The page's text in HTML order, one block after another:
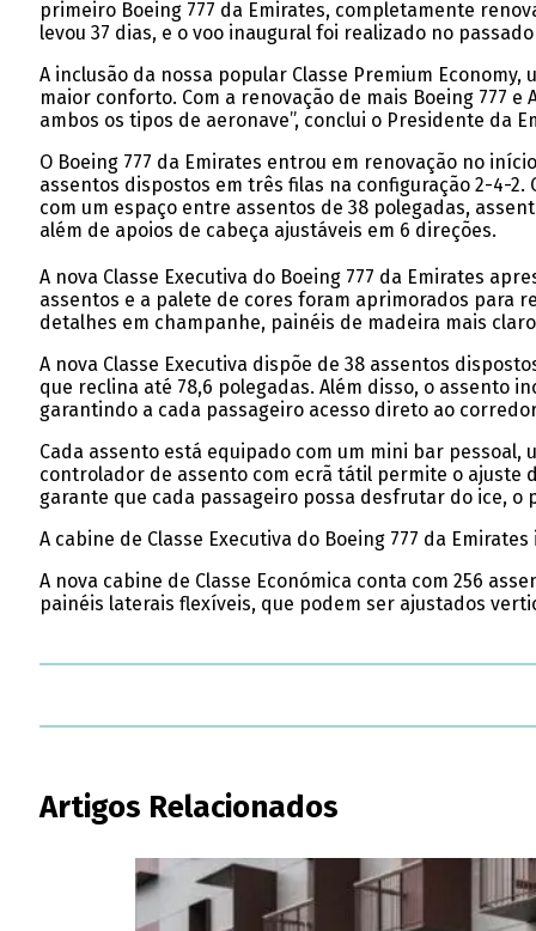
primeiro Boeing 777 da Emirates, completamente
levou 37 dias, e o voo inaugural foi realizado no
A inclusão da nossa popular Classe Premium
maior conforto. Com a renovação de mais Boeing 777
ambos os tipos de aeronave”, conclui o Presidente da
O Boeing 777 da Emirates entrou em renovação no
assentos dispostos em três filas na configuração 2-4-
com um espaço entre assentos de 38 polegadas,
além de apoios de cabeça ajustáveis em 6 direções.
A nova Classe Executiva do Boeing 777 da Emirates
assentos e a palete de cores foram aprimorados para
detalhes em champanhe, painéis de madeira mais
A nova Classe Executiva dispõe de 38 assentos
que reclina até 78,6 polegadas. Além disso, o assento
garantindo a cada passageiro acesso direto ao
Cada assento está equipado com um mini bar
controlador de assento com ecrã tátil permite o
garante que cada passageiro possa desfrutar do ice,
A cabine de Classe Executiva do Boeing 777 da
A nova cabine de Classe Económica conta com 256
painéis laterais flexíveis, que podem ser ajustados
Artigos Relacionados